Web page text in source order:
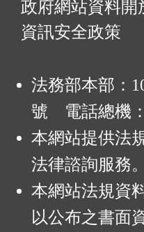
政府網站資料開
資訊安全政策
法務部本部：
號 電話總機：
本網站提供法
法律諮詢服務。
本網站法規資
以公布之書面